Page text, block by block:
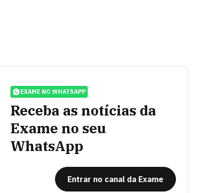
EXAME NO WHATSAPP
Receba as notícias da
Exame no seu
WhatsApp
Entrar no canal da Exame